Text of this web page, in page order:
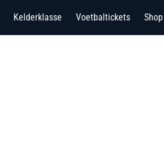
Kelderklasse Voetbaltickets Shop